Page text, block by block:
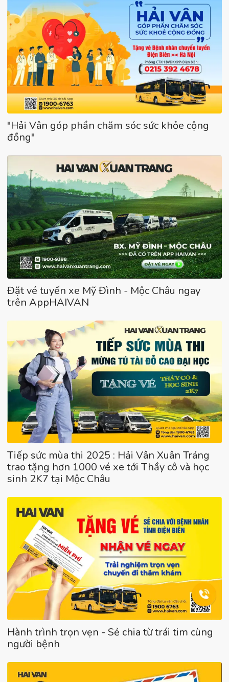
"Hải Vân góp phần chăm sóc sức khỏe cộng
đồng"
Đặt vé tuyến xe Mỹ Đình - Mộc Châu ngay
trên AppHAIVAN
Tiếp sức mùa thi 2025 : Hải Vân Xuân Tráng
trao tặng hơn 1000 vé xe tới Thầy cô và học
sinh 2K7 tại Mộc Châu
Hành trình trọn vẹn - Sẻ chia từ trái tim cùng
người bệnh